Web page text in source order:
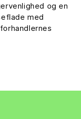
og en
med